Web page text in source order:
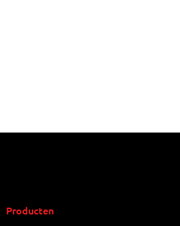
Producten